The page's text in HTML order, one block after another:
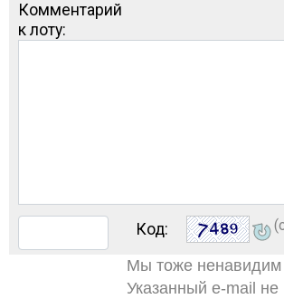
Комментарий
к лоту:
Код:
Мы тоже ненавидим
Указанный e-mail не